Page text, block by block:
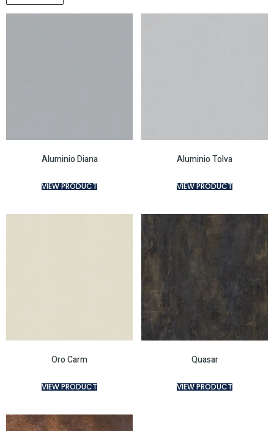
Aluminio Diana
VIEW PRODUCT
Aluminio Tolva
VIEW PRODUCT
Oro Carm
VIEW PRODUCT
Quasar
VIEW PRODUCT